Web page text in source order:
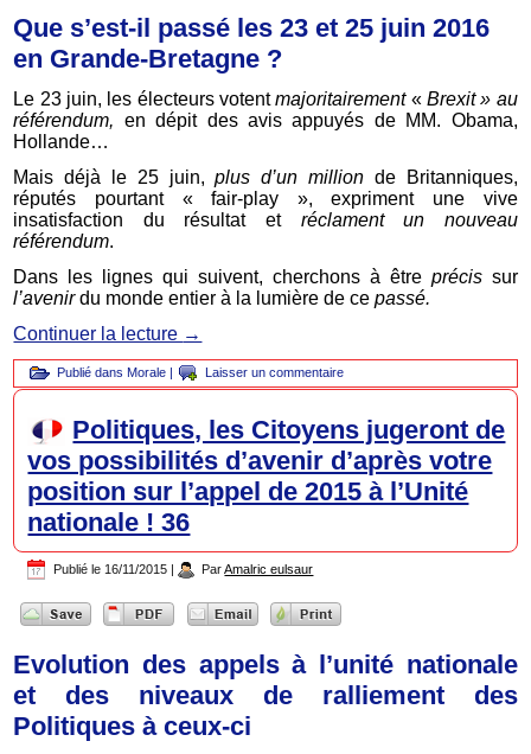
Que s’est-il passé les 23 et 25 juin 2016
en Grande-Bretagne ?
Le 23 juin, les électeurs votentmajoritairement« Brexit » au
référendum, en dépit des avis appuyés de MM. Obama,
Hollande…
Mais déjà le 25 juin,plus d’un millionde Britanniques,
réputés pourtant « fair-play », expriment une vive
insatisfaction du résultat et réclament un nouveau
référendum.
Dans les lignes qui suivent, cherchons à être précissur
l’avenirdu monde entier à la lumière de cepassé.
Continuer la lecture →
Publié dans Morale | Laisser un commentaire
Politiques, les Citoyens jugeront de
vos possibilités d’avenir d’après votre
position sur l’appel de 2015 à l’Unité
nationale ! 36
Publié le 16/11/2015 | Par Amalric eulsaur
Evolution des appels à l’unité nationale
et des niveaux de ralliement des
Politiques à ceux-ci